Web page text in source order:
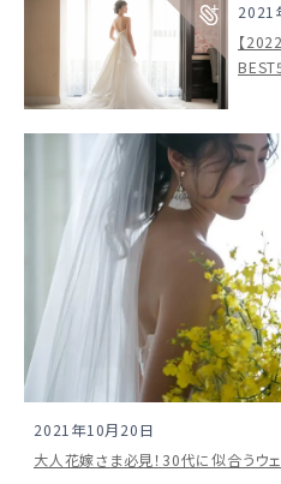
ウェディングマガジン
結婚式場を探す
2021
【
2021年10月20日
大人花嫁さま必見！30代に似合うウ